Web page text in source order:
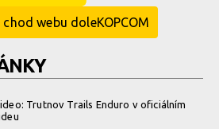
webu doleKOPCOM
Trutnov Trails Enduro v oficiálním